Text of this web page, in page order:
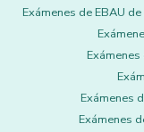
Exámenes de EBAU
Exámenes
Exámenes